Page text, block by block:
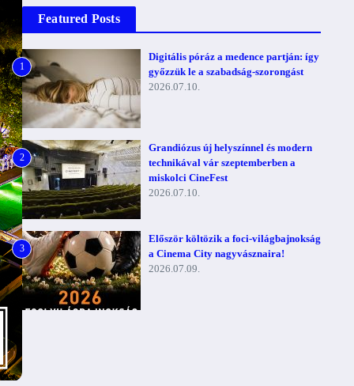
Featured Posts
1
Digitális póráz a medence partján: így
győzzük le a szabadság-szorongást
2026.07.10.
2
Grandiózus új helyszínnel és modern
technikával vár szeptemberben a
miskolci CineFest
2026.07.10.
3
Először költözik a foci-világbajnokság
a Cinema City nagyvásznaira!
2026.07.09.